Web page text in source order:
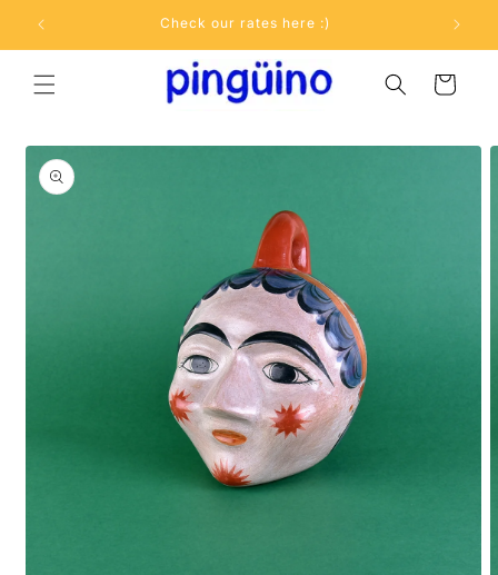
directamente
Check our rates here :)
Carrito
directamente
información